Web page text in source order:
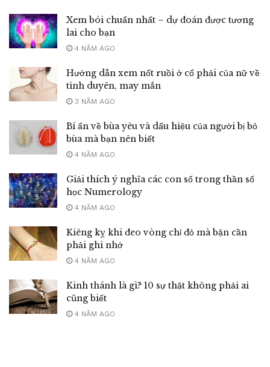
Xem bói chuẩn nhất – dự đoán được tương
lai cho bạn
4 NĂM AGO
Hướng dẫn xem nốt ruồi ở cổ phải của nữ về
tình duyên, may mắn
3 NĂM AGO
Bí ẩn về bùa yêu và dấu hiệu của người bị bỏ
bùa mà bạn nên biết
4 NĂM AGO
Giải thích ý nghĩa các con số trong thần số
học Numerology
4 NĂM AGO
Kiêng kỵ khi đeo vòng chỉ đỏ mà bận cần
phải ghi nhớ
4 NĂM AGO
Kinh thánh là gì? 10 sự thật không phải ai
cũng biết
4 NĂM AGO